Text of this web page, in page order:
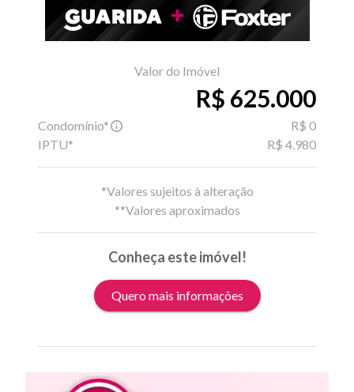
Valor do Imóvel
R$ 625.000
Condomínio*
R$ 0
IPTU*
R$ 4.980
*Valores sujeitos à alteração
**Valores aproximados
Conheça este imóvel!
Quero mais informações